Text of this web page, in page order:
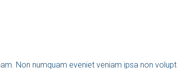
Non numquam eveniet veniam ipsa non